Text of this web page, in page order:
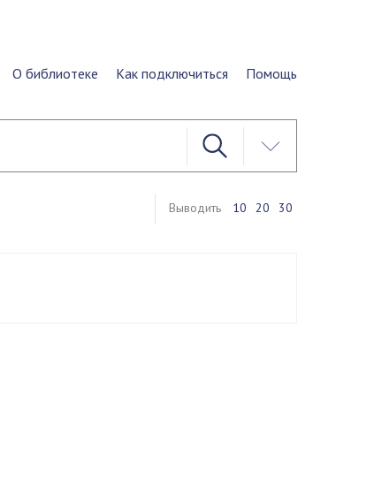
О библиотеке Как подключиться Помощь
Выводить 10 20 30